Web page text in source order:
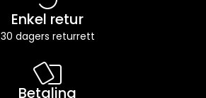
Enkel retur
30 dagers returrett
Betaling